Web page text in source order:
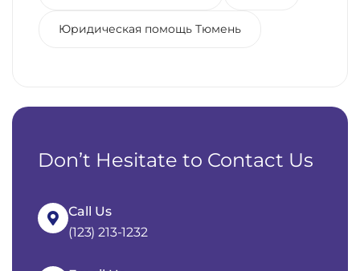
Юридическая помощь Тюмень
Don’t Hesitate to Contact Us
Call Us
(123) 213-1232